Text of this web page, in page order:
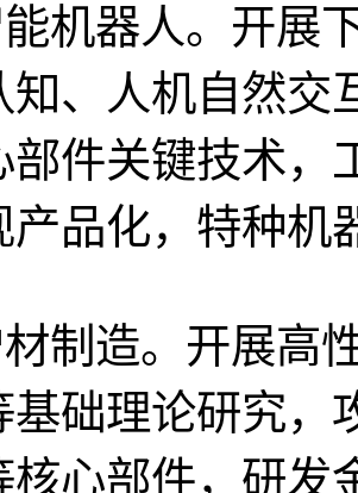
器人。开展下
知、人机自然交
部件关键技术，
产品化，特种机
造。开展高性
基础理论研究，
核心部件，研发